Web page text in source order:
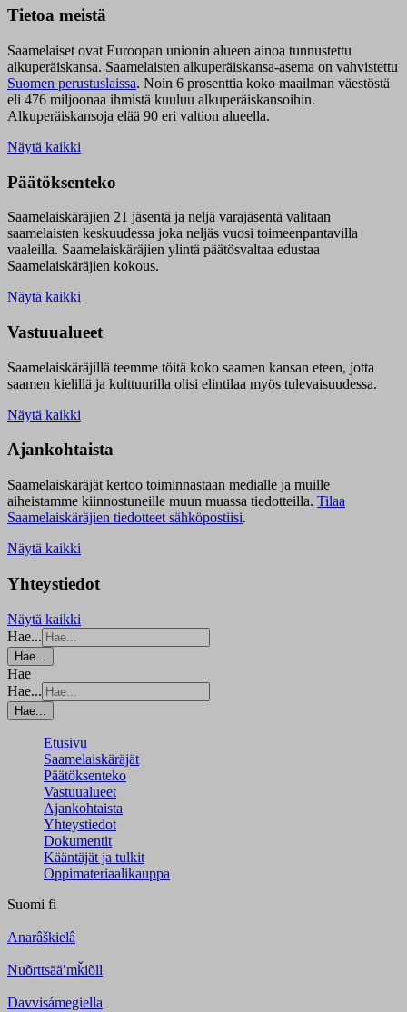
Tietoa meistä
Saamelaiset ovat Euroopan unionin alueen ainoa tunnustettu
alkuperäiskansa. Saamelaisten alkuperäiskansa-asema on vahvistettu
Suomen perustuslaissa. Noin 6 prosenttia koko maailman väestöstä
eli 476 miljoonaa ihmistä kuuluu alkuperäiskansoihin.
Alkuperäiskansoja elää 90 eri valtion alueella.
Näytä kaikki
Päätöksenteko
Saamelaiskäräjien 21 jäsentä ja neljä varajäsentä valitaan
saamelaisten keskuudessa joka neljäs vuosi toimeenpantavilla
vaaleilla. Saamelaiskäräjien ylintä päätösvaltaa edustaa
Saamelaiskäräjien kokous.
Näytä kaikki
Vastuualueet
Saamelaiskäräjillä teemme töitä koko saamen kansan eteen, jotta
saamen kielillä ja kulttuurilla olisi elintilaa myös tulevaisuudessa.
Näytä kaikki
Ajankohtaista
Saamelaiskäräjät kertoo toiminnastaan medialle ja muille
aiheistamme kiinnostuneille muun muassa tiedotteilla. Tilaa
Saamelaiskäräjien tiedotteet sähköpostiisi.
Näytä kaikki
Yhteystiedot
Näytä kaikki
Hae...
Hae...
Hae
Hae...
Hae...
Etusivu
Saamelaiskäräjät
Päätöksenteko
Vastuualueet
Ajankohtaista
Yhteystiedot
Dokumentit
Kääntäjät ja tulkit
Oppimateriaalikauppa
Suomi fi
Anarâškielâ
Nuõrttsääʹmǩiõll
Davvisámegiella